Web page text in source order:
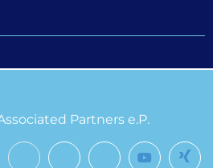
Partners e.P.